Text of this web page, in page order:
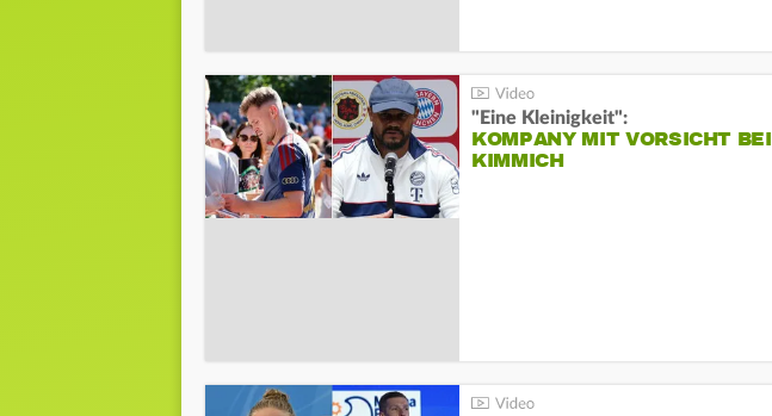
"Eine Kleinigkeit":
KOMPANY MIT VORSICHT BEI
KIMMICH